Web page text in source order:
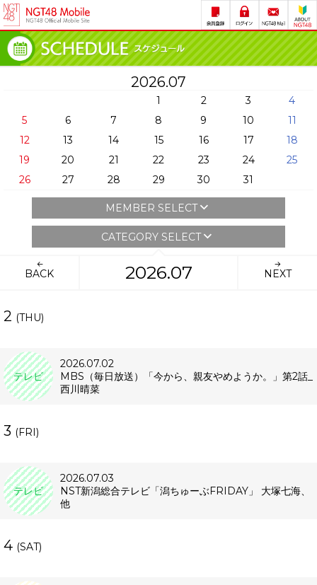
2026.07
1 2 3
4
5
6 7 8 9 10
11
12
13 14 15 16 17
18
19
20 21 22 23 24
25
26
27 28 29 30 31
MEMBER SELECT
CATEGORY SELECT
BACK 2026.07 NEXT
2 (THU)
テレビ
2026.07.02
MBS（毎日放送）「今から、親友やめようか。」第2話_
西川晴菜
3 (FRI)
テレビ
2026.07.03
NST新潟総合テレビ「潟ちゅーぶFRIDAY」 大塚七海、
他
4 (SAT)